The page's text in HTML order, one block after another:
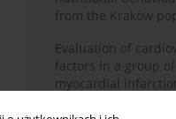
from the Kraków
Evaluation of
factors in a group
myocardial